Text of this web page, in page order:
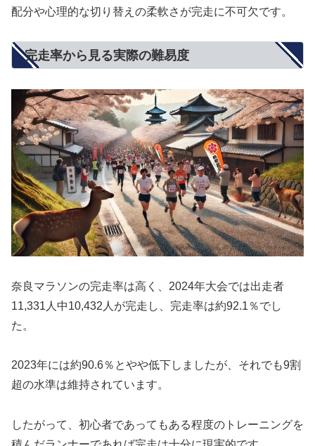
配分や心理的な切り替えの柔軟さが完走に不可欠です。
完走率から見る実際の難易度
奈良マラソンの完走率は高く、2024年大会では出走者
11,331人中10,432人が完走し、完走率は約92.1％でし
た。
2023年には約90.6％とやや低下しましたが、それでも9割
超の水準は維持されています。
したがって、初心者であってもある程度のトレーニングを